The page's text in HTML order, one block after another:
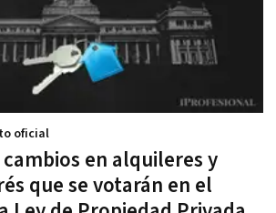
cambios en alquileres y
que se votarán en el
oficial